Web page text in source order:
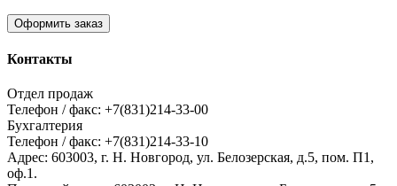
Оформить заказ
Контакты
Отдел продаж
Телефон / факс: +7(831)214-33-00
Бухгалтерия
Телефон / факс: +7(831)214-33-10
Адрес: 603003, г. Н. Новгород, ул. Белозерская, д.5, пом. П1,
оф.1.